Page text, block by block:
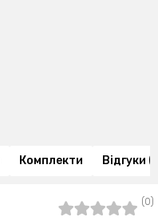
Комплекти Відгуки
(0)